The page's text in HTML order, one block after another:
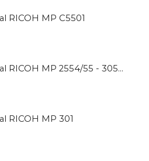
RICOH MP C5501
Toner Original RICOH MP 2554/55 - 3054/55
RICOH MP 301